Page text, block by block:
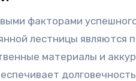
факторами
лестницы являются
материалы и